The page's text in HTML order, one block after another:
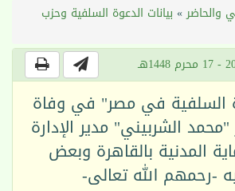
والحاضر» بيانات الدعوة السلفية وحزب
السلفية في مصر" في وفاة
"محمد الشربيني" مدير الإدارة
المدنية بالقاهرة وبعض
-رحمهم الله تعالى-